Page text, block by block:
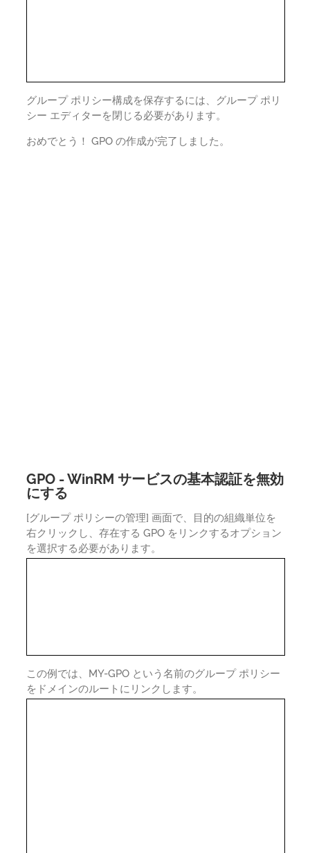
グループ ポリシー構成を保存するには、グループ ポリ
シー エディターを閉じる必要があります。
おめでとう！ GPO の作成が完了しました。
GPO - WinRM サービスの基本認証を無効
にする
[グループ ポリシーの管理] 画面で、目的の組織単位を
右クリックし、存在する GPO をリンクするオプション
を選択する必要があります。
この例では、MY-GPO という名前のグループ ポリシー
をドメインのルートにリンクします。